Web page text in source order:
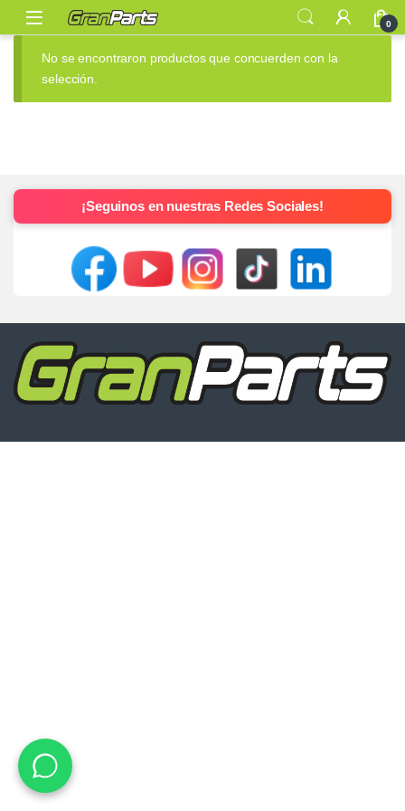
0
No se encontraron productos que concuerden con la
selección.
¡Seguinos en nuestras Redes Sociales!